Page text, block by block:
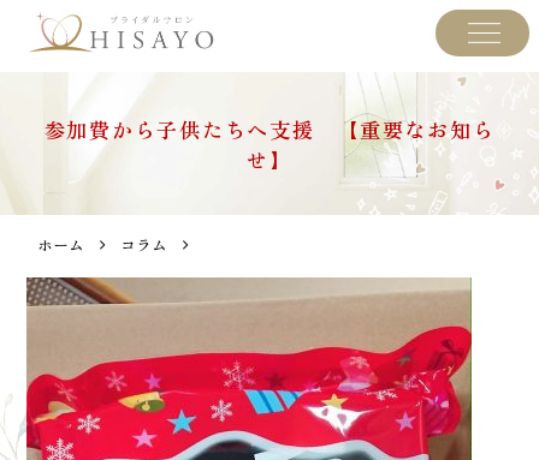
参加費から子供たちへ支援 【重要なお知ら
せ】
ホーム コラム